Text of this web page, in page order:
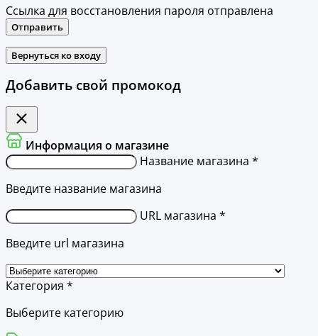
Ссылка для восстановления пароля отправлена
Отправить
Вернуться ко входу
Добавить свой промокод
Информация о магазине
Название магазина *
Введите название магазина
URL магазина *
Введите url магазина
Категория *
Выберите категорию